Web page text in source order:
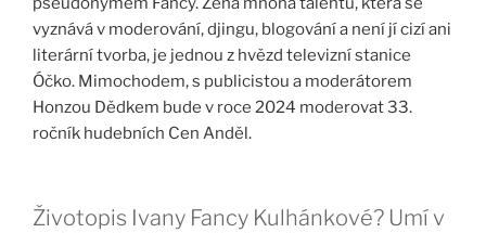
vyznává v moderování, djingu, blogování a není jí cizí ani
literární tvorba, je jednou z hvězd televizní stanice
Óčko. Mimochodem, s publicistou a moderátorem
Honzou Dědkem bude v roce 2024 moderovat 33.
ročník hudebních Cen Anděl.
Životopis Ivany Fancy Kulhánkové? Umí v